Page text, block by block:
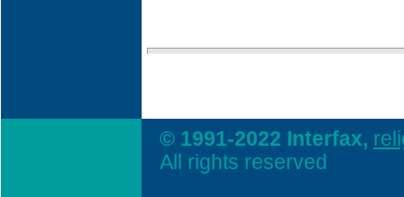
© 1991-2022 Interfax,
All rights reserved